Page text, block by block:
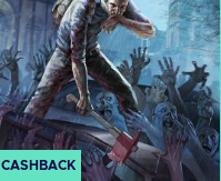
CASHBACK